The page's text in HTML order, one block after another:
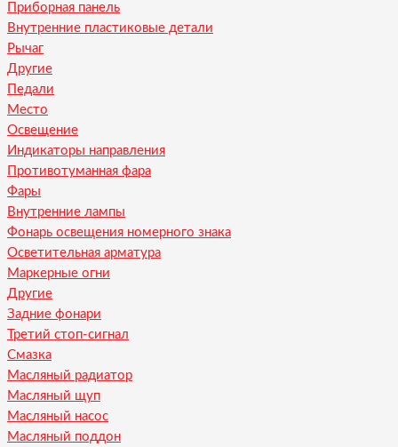
Приборная панель
Внутренние пластиковые детали
Рычаг
Другие
Педали
Место
Освещение
Индикаторы направления
Противотуманная фара
Фары
Внутренние лампы
Фонарь освещения номерного знака
Осветительная арматура
Маркерные огни
Другие
Задние фонари
Третий стоп-сигнал
Смазка
Масляный радиатор
Масляный щуп
Масляный насос
Масляный поддон